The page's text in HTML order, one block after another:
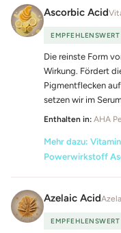
Ascorbic Acid
EMPFEHLENSWERT
Die reinste Form
Wirkung. Fördert
Pigmentflecken
setzen wir im
Enthalten in: AHA
Mehr dazu:
Powerwirkstoff
Azelaic Acid
EMPFEHLENSWERT